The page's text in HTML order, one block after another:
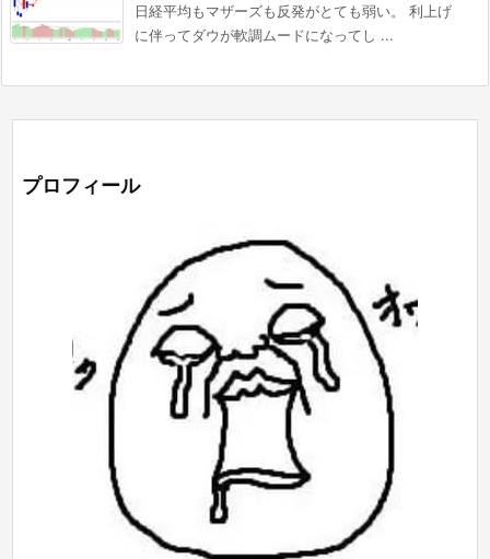
日経平均もマザーズも反発がとても弱い。 利上げ
に伴ってダウが軟調ムードになってし ...
プロフィール